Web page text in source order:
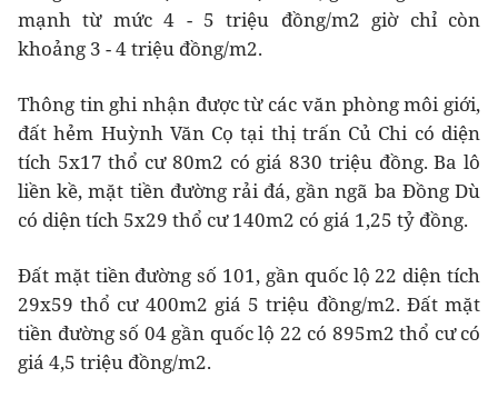
mạnh từ mức 4 - 5 triệu đồng/m2 giờ chỉ còn
khoảng 3 - 4 triệu đồng/m2.
Thông tin ghi nhận được từ các văn phòng môi giới,
đất hẻm Huỳnh Văn Cọ tại thị trấn Củ Chi có diện
tích 5x17 thổ cư 80m2 có giá 830 triệu đồng. Ba lô
liền kề, mặt tiền đường rải đá, gần ngã ba Đồng Dù
có diện tích 5x29 thổ cư 140m2 có giá 1,25 tỷ đồng.
Đất mặt tiền đường số 101, gần quốc lộ 22 diện tích
29x59 thổ cư 400m2 giá 5 triệu đồng/m2. Đất mặt
tiền đường số 04 gần quốc lộ 22 có 895m2 thổ cư có
giá 4,5 triệu đồng/m2.